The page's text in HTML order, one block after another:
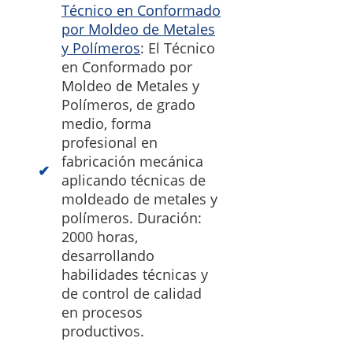
Técnico en Conformado
por Moldeo de Metales
y Polímeros: El Técnico
en Conformado por
Moldeo de Metales y
Polímeros, de grado
medio, forma
profesional en
fabricación mecánica
aplicando técnicas de
moldeado de metales y
polímeros. Duración:
2000 horas,
desarrollando
habilidades técnicas y
de control de calidad
en procesos
productivos.